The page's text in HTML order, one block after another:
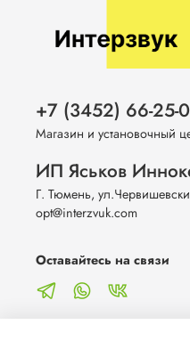
+7 (3452) 66-25-
Магазин и установочный
ИП Яськов
Г. Тюмень,
opt@interzvuk.com
Оставайтесь на связи